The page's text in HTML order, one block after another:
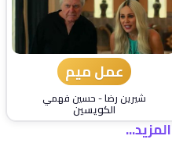
عمل ميم
شيرين رضا-حسين فهمي
الكويسين
المزيد...